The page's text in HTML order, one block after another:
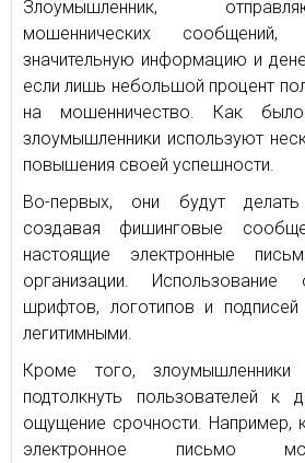
Злоумышленник,
мошеннических
значительную информацию и
если лишь небольшой процент
на мошенничество. Как
злоумышленники используют
повышения своей успешности.
Во-первых, они будут
создавая фишинговые
настоящие электронные
организации. Использование
шрифтов, логотипов и
легитимными.
Кроме того,
подтолкнуть пользователей к
ощущение срочности. Например,
электронное письмо